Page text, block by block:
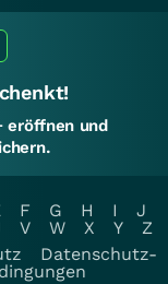
eröffnen und
F G H I
J
V W X Y
Z
Datenschutz-